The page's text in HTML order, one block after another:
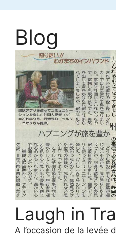
contentBlog
Laugh in
A l’occasion de la levée